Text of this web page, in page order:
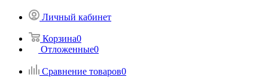
Личный кабинет
Корзина0
Отложенные0
Сравнение товаров0